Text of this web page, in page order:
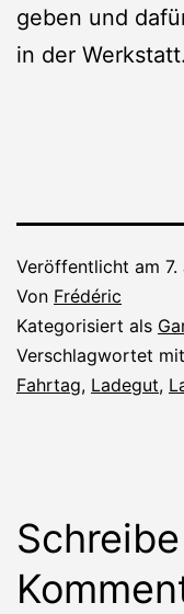
geben und
in der
Veröffentlicht am 7.
Von Frédéric
Kategorisiert als
Verschlagwortet mit
Fahrtag, Ladegut,